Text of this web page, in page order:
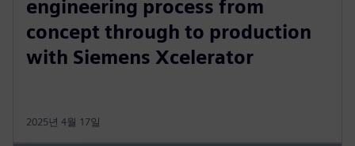
engineering process from
concept through to production
with Siemens Xcelerator
2025년 4월 17일